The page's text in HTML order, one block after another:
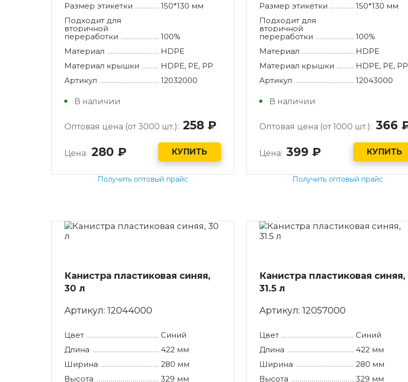
Размер этикетки
150*130 мм
Подходит для
вторичной
переработки
100%
Материал
HDPE
Материал крышки
HDPE, РE, РР
Артикул
12032000
В наличии
Оптовая цена (от 3000 шт.): 258
Цена: 280 КУПИТЬ
Получить оптовый прайс
Размер этикетки
150*130 мм
Подходит для
вторичной
переработки
100%
Материал
HDPE
Материал крышки
HDPE, РE, РР
Артикул
12043000
В наличии
Оптовая цена (от 1000 шт.): 366
Цена: 399 КУПИТЬ
Получить оптовый прайс
Канистра пластиковая синяя,
30 л
Артикул:12044000
Цвет
Синий
Длина
422 мм
Ширина
280 мм
Высота
329 мм
Канистра пластиковая синяя,
31.5 л
Артикул:12057000
Цвет
Синий
Длина
422 мм
Ширина
280 мм
Высота
329 мм